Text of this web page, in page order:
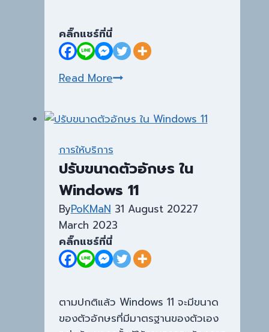
คลิ๊กแชร์ที่นี่
Read Moreการ
Alert
10
การให้บริการ
ปรับขนาดตัวอักษร ใน
Windows 11
ByPoKMaN 31 August 20227
March 2023
คลิ๊กแชร์ที่นี่
ตามปกติแล้ว Windows 11 จะมีขนาด
ของตัวอักษรที่มีมาตรฐานของตัวเอง